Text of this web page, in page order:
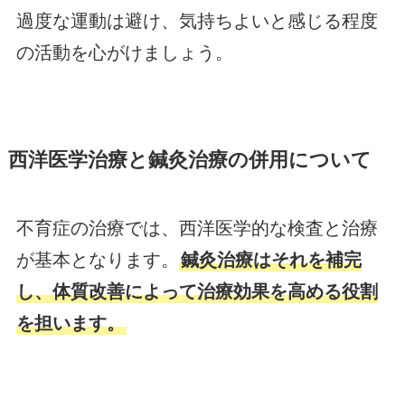
過度な運動は避け、気持ちよいと感じる程度
の活動を心がけましょう。
西洋医学治療と鍼灸治療の併用について
不育症の治療では、西洋医学的な検査と治療
が基本となります。 鍼灸治療はそれを補完
し、体質改善によって治療効果を高める役割
を担います。